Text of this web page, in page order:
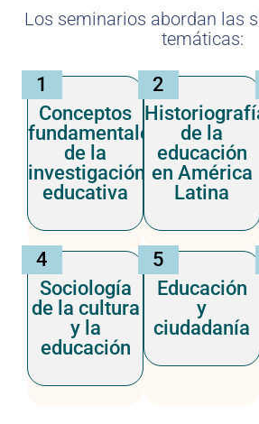
Los seminarios abordan las
temáticas:
1
Conceptos
fundamentales
de la
investigación
educativa
Historiografía
de la
educación
en América
Latina
2
Sociología
de la cultura
y la
educación
4
Educación
y
ciudadanía
5